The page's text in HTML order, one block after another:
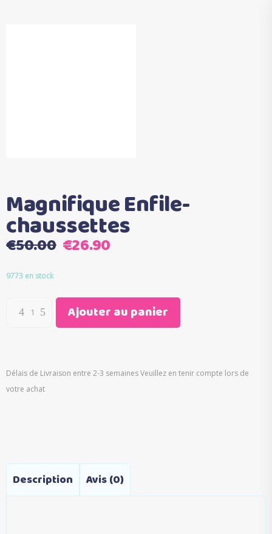
Magnifique Enfile-
chaussettes
€50.00 Le
était :
€50.00.
€26.90
est :
€26.90.
9773 en stock
Ajouter au panier
Délais de Livraison entre 2-3 semaines Veuillez en tenir compte lors de
votre achat
Description Avis (0)